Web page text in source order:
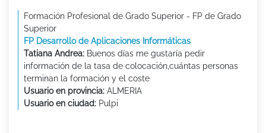
Formación Profesional de Grado Superior - FP de Grado
Superior
FP Desarrollo de Aplicaciones Informáticas
Tatiana Andrea: Buenos días me gustaría pedir
información de la tasa de colocación,cuántas personas
terminan la formación y el coste
Usuario en provincia: ALMERIA
Usuario en ciudad: Pulpi